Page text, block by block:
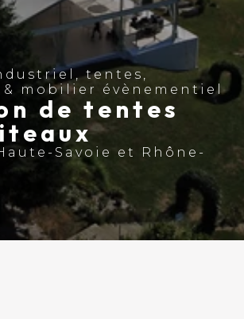
tentes,
& mobilier évènementiel
de tentes
Savoie et Rhône-